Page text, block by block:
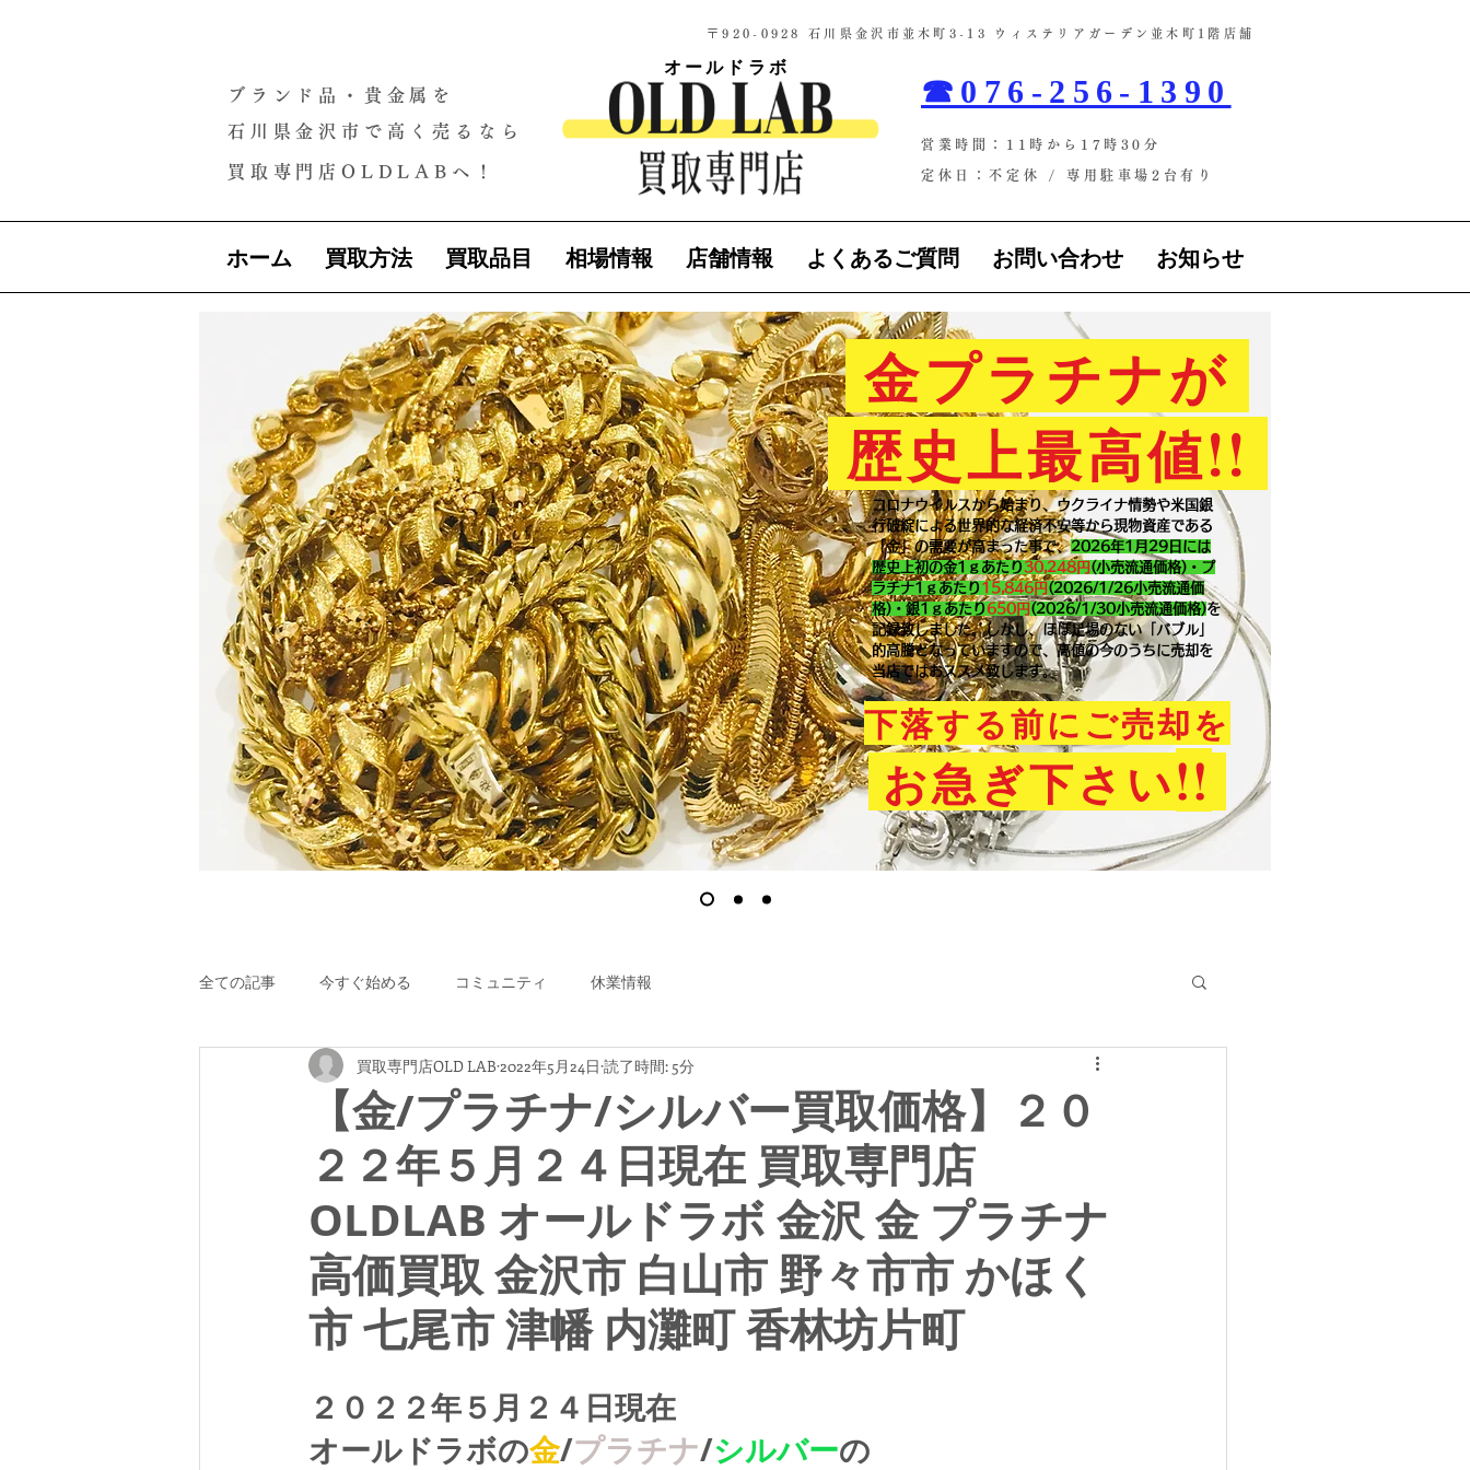
​〒920-0928 石川県金沢市並木町3-13 ウィステリアガーデン並木町1階店舗​
ブランド品・貴金属を
石川県金沢市で高く売るなら
買取専門店OLDLABへ！
オールドラボ
☎076-256-1390
営業時間：11時から17時30分
定休日：不定休 / ​専用駐車場2台有り
ホーム 買取方法 買取品目 相場情報 店舗情報 よくあるご質問 お問い合わせ お知らせ
金プラチナが
歴史上最高値!!
コロナウイルスから始まり、ウクライナ情勢や米国銀
行破綻による世界的な経済不安等から現物資産である
「金」の需要が高まった事で、2026年1月29 日には
歴史上初の金1ｇあたり30,248円 (小売流通価格)・プ
ラチナ1ｇあたり 15,846 円 (2026/1/26小売流通価
格)・銀1ｇあたり 650 円 (2026/1/30小売流通価格)を
記録致しました。​しかし、ほぼ足場のない「バブル」
的高騰となっていますので、高値の今のうちに売却を
当店ではおススメ致します。
下落する前にご売却を
お急ぎ下さい!!
全ての記事 今すぐ始める コミュニティ 休業情報
【金/プラチナ/シルバー買取価格】２０
２２年５月２４日現在 買取専門店
OLDLAB オールドラボ 金沢 金 プラチナ
高価買取 金沢市 白山市 野々市市 かほく
市 七尾市 津幡 内灘町 香林坊片町
買取専門店OLD LAB 2022年5月24日 読了時間: 5分
２０２２年５月２４日現在
オールドラボの金/プラチナ/シルバーの